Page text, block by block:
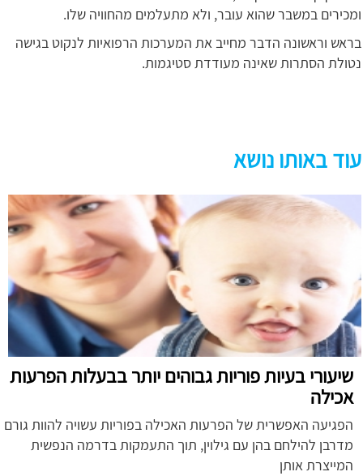
ומכירים במשבר שהוא עובר, ולא מתעלמים מהחוויה שלו.
בראש וראשונה הדבר מחייב את המערכות הרפואיות לנקוט בגישה
נטולת הסתרות שאינה מעודדת סטיגמות.
עוד באותו נושא
שיעורי בעיות פוריות גבוהים יותר בבעלות הפרעות
אכילה
הפגיעה האפשרית של הפרעות האכילה בפוריות עשויה להוות גורם
מדרבן להילחם בהן עם גילוין, תוך התעמקות בדרמה הנפשית
המייצרת אותן